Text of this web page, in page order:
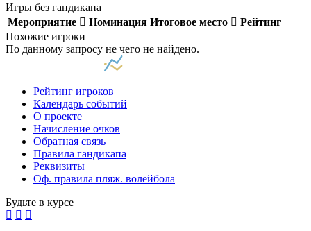
Игры без гандикапа
Мероприятие
Номинация Итоговое место
Рейтинг
Похожие игроки
По данному запросу не чего не найдено.
Рейтинг игроков
Календарь событий
О проекте
Начисление очков
Обратная связь
Правила гандикапа
Реквизиты
Оф. правила пляж. волейбола
Будьте в курсе